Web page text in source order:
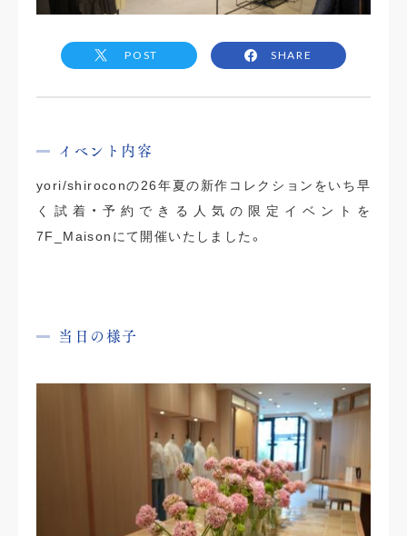
POST SHARE
イベント内容
yori/shiroconの26年夏の新作コレクションをいち早
く試着・予約できる人気の限定イベントを
7F_Maisonにて開催いたしました。
当日の様子